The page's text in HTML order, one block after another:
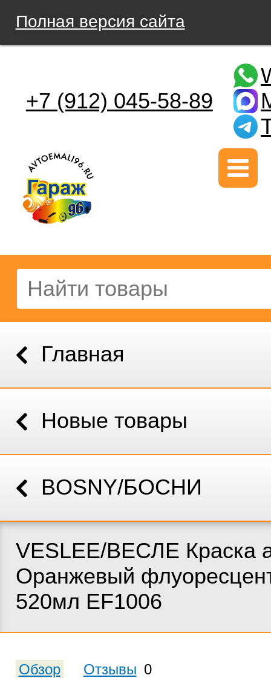
Полная версия сайта
+7 (912) 045-58-89
Главная
Новые товары
BOSNY/БОСНИ
VESLEE/ВЕСЛЕ Краска
Оранжевый
520мл EF1006
Обзор Отзывы 0